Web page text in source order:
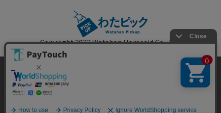
Copyright 2022Watahan Homeaid Co., Ltd.
Powered by Watahan Partners Co., Ltd.
当ウェブサイトでは、お客様により良いサービス
をご提供するため、クッキーを利用しています。
サイト利用を継続することにより、クッキーの使
同意する